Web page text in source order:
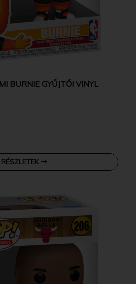
BURNIE GYŰJTŐI VINYL
RÉSZLETEK